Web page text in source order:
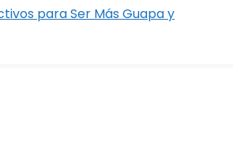
para Ser Más Guapa y